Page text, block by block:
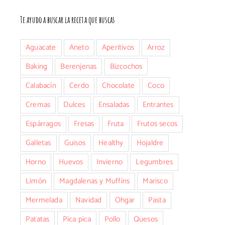
Te ayudo a buscar la receta que buscas
Aguacate Aneto Aperitivos
Arroz
Baking
Berenjenas
Bizcochos
Calabacín
Cerdo Chocolate
Coco
Cremas
Dulces Ensaladas
Entrantes
Espárragos
Fresas Fruta
Frutos secos
Galletas
Guisos Healthy
Hojaldre
Horno
Huevos Invierno
Legumbres
Limón
Magdalenas y Muffins
Marisco
Mermelada
Navidad Ohgar
Pasta
Patatas
Pica pica Pollo
Quesos